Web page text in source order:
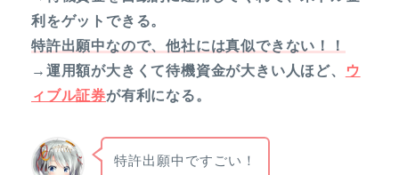
利をゲットできる。
特許出願中なので、他社には真似できない！！
→運用額が大きくて待機資金が大きい人ほど、
ウ
ィブル証券が有利になる。
特許出願中ですごい！